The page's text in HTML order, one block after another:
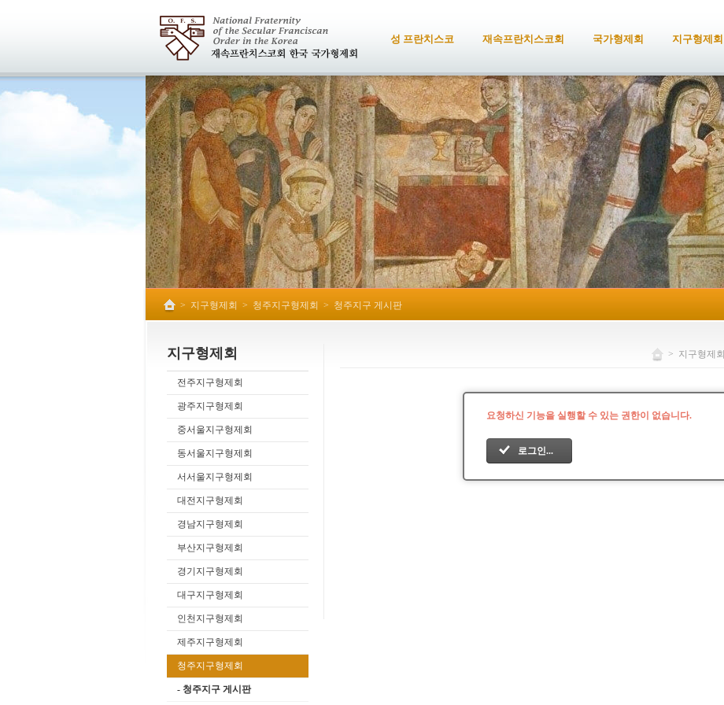
성 프란치스코 재속프란치스코회 국가형제회 지구형제회
> 지구형제회 > 청주지구형제회 > 청주지구 게시판
> 지구형제회
요청하신 기능을 실행할 수 있는 권한이 없습니다.
로그인...
지구형제회
전주지구형제회
광주지구형제회
중서울지구형제회
동서울지구형제회
서서울지구형제회
대전지구형제회
경남지구형제회
부산지구형제회
경기지구형제회
대구지구형제회
인천지구형제회
제주지구형제회
청주지구형제회
- 청주지구 게시판